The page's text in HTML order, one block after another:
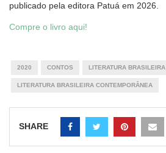
publicado pela editora Patuá em 2026.
Compre o livro aqui!
2020 CONTOS LITERATURA BRASILEIRA
LITERATURA BRASILEIRA CONTEMPORÂNEA
SHARE